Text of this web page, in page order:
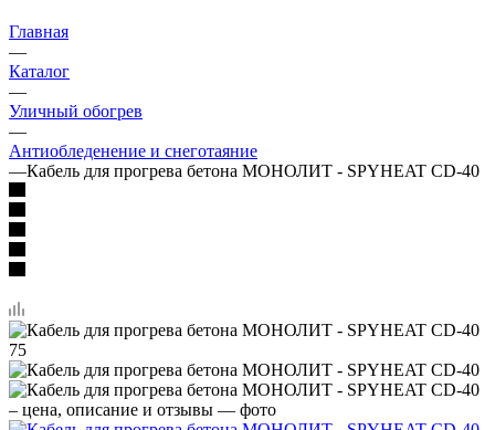
Главная
—
Каталог
—
Уличный обогрев
—
Антиобледенение и снеготаяние
—Кабель для прогрева бетона МОНОЛИТ - SPYHEAT CD-40